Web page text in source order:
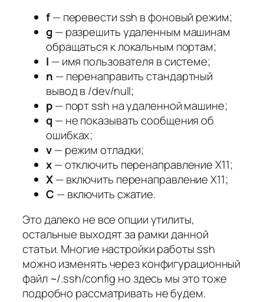
f— перевести ssh в фоновый режим;
g — разрешить удаленным машинам
обращаться к локальным портам;
l — имя пользователя в системе;
n — перенаправить стандартный
вывод в /dev/null;
p— порт ssh на удаленной машине;
q — не показывать сообщения об
ошибках;
v— режим отладки;
x— отключить перенаправление X11;
X— включить перенаправление Х11;
C — включить сжатие.
Это далеко не все опции утилиты,
остальные выходят за рамки данной
статьи. Многие настройки работы ssh
можно изменять через конфигурационный
файл ~/.ssh/config но здесь мы это тоже
подробно рассматривать не будем.